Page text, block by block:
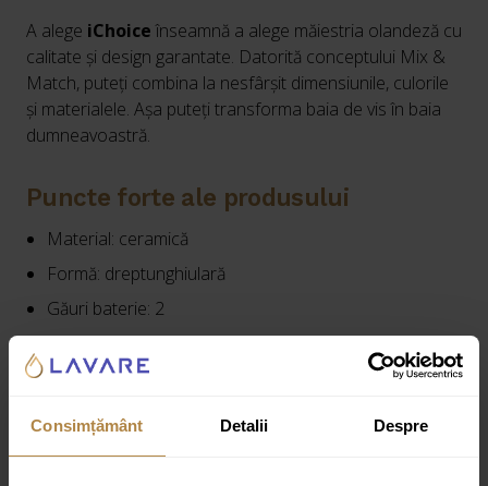
Consimțământ Detalii Despre
A alege iChoice înseamnă a alege măiestria olandeză cu
calitate și design garantate. Datorită conceptului Mix &
Match, puteți combina la nesfârșit dimensiunile, culorile
și materialele. Așa puteți transforma baia de vis în baia
dumneavoastră.
Puncte forte ale produsului
Material: ceramică
Formă: dreptunghiulară
Găuri baterie: 2
Număr chiuvete: 2
Cod produs:2215